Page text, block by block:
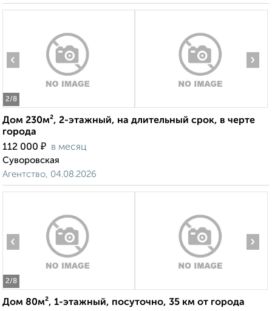
2/8
‹ ›
Дом 230м², 2-этажный, на длительный срок, в черте
города
112 000 ₽ в месяц
Суворовская
Агентство, 04.08.2026
2/8
‹ ›
Дом 80м², 1-этажный, посуточно, 35 км от города